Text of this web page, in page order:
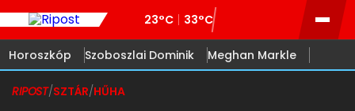
23°C 33°C
Horoszkóp Szoboszlai Dominik Meghan Markle
RIPOST/SZTÁR/HŰHA